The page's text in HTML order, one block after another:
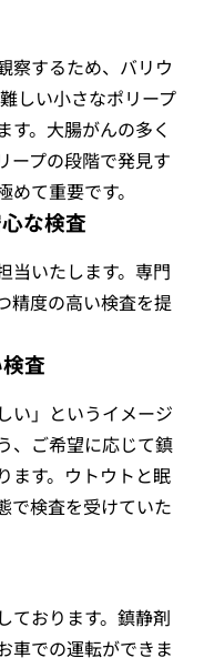
察するため、バリウ
しい小さなポリープ
す。大腸がんの多く
ープの段階で発見す
て重要です。
な検査
当いたします。専門
精度の高い検査を提
査
い」というイメージ
、ご希望に応じて鎮
ます。ウトウトと眠
で検査を受けていた
ております。鎮静剤
車での運転ができま